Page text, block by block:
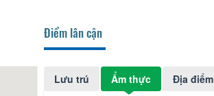
Điểm lân cận
Lưu trú Ẩm thực Địa điểm